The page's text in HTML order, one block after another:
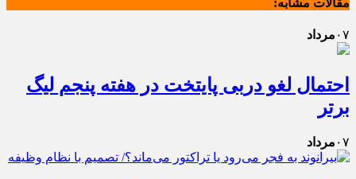
۰۷ مرداد
احتمال لغو دربی پایتخت در هفته پنجم لیگ
برتر
۰۷ مرداد